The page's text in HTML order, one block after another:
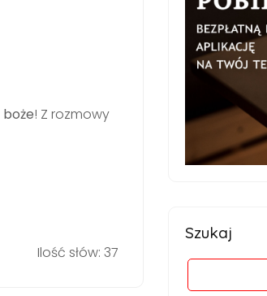
boże! Z rozmowy
Ilość słów: 37
Szukaj